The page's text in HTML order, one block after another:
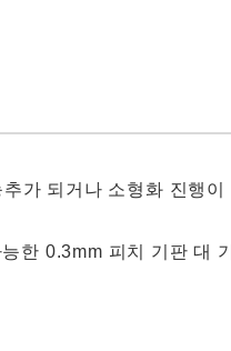
가 되거나 소형화 진행
한 0.3mm 피치 기판 대